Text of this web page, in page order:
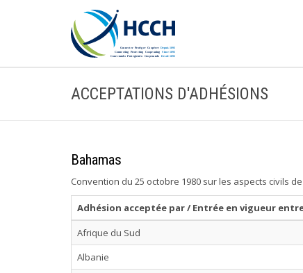
ACCEPTATIONS D'ADHÉSIONS
Bahamas
Convention du 25 octobre 1980 sur les aspects civils
Adhésion acceptée par / Entrée en vigueur
Afrique du Sud
Albanie